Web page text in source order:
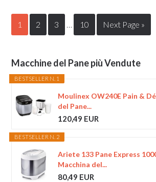
1 2 3 … 10 Next Page »
Macchine del Pane più Vendute
BESTSELLER N. 1
Moulinex OW240E Pain &
del Pane...
120,49 EUR
BESTSELLER N. 2
Ariete 133 Pane Express
Macchina del...
80,49 EUR